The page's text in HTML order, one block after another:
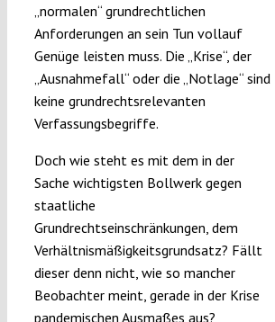
„normalen“ grundrechtlichen
Anforderungen an sein Tun vollauf
Genüge leisten muss. Die „Krise“, der
„Ausnahmefall“ oder die „Notlage“ sind
keine grundrechtsrelevanten
Verfassungsbegriffe.
Doch wie steht es mit dem in der
Sache wichtigsten Bollwerk gegen
staatliche
Grundrechtseinschränkungen, dem
Verhältnismäßigkeitsgrundsatz? Fällt
dieser denn nicht, wie so mancher
Beobachter meint, gerade in der Krise
pandemischen Ausmaßes aus?